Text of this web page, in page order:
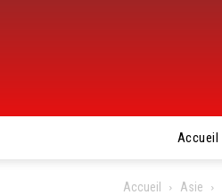
Accueil
Accueil Asie